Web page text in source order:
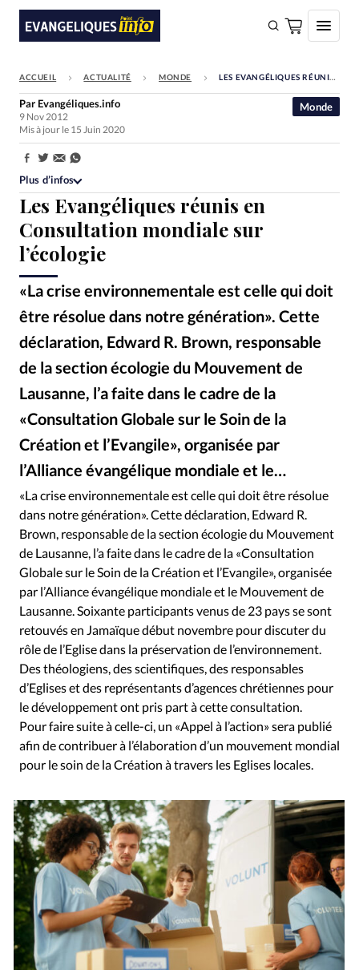
FAIRE UN DON
Faire un don
Société
Monde
Bible
Toute l'actualité
Devise: CHF
RUBRIQUES
Bible
Eglises
Histoire Laicité
Liberté religieuse
Mission
Monde People Politique
Religions
Société
ACCUEIL ACTUALITÉ MONDE LES EVANGÉLIQUES RÉUNIS EN CONSULTATION MONDIALE SUR L’ÉCOLOGIE
Les Evangéliques réunis en
Consultation mondiale sur
l’écologie
«La crise environnementale est celle qui doit
être résolue dans notre génération». Cette
déclaration, Edward R. Brown, responsable
de la section écologie du Mouvement de
Lausanne, l’a faite dans le cadre de la
«Consultation Globale sur le Soin de la
Création et l’Evangile», organisée par
l’Alliance évangélique mondiale et le…
Monde
Par Evangéliques.info
9 Nov 2012
Mis à jour le 15 Juin 2020
Partager:
Plus d’infos
«La crise environnementale est celle qui doit être résolue
dans notre génération». Cette déclaration, Edward R.
Brown, responsable de la section écologie du Mouvement
de Lausanne, l’a faite dans le cadre de la «Consultation
Globale sur le Soin de la Création et l’Evangile», organisée
par l’Alliance évangélique mondiale et le Mouvement de
Lausanne. Soixante participants venus de 23 pays se sont
retouvés en Jamaïque début novembre pour discuter du
rôle de l’Eglise dans la préservation de l’environnement.
Des théologiens, des scientifiques, des responsables
d’Eglises et des représentants d’agences chrétiennes pour
le développement ont pris part à cette consultation.
Pour faire suite à celle-ci, un «Appel à l’action» sera publié
afin de contribuer à l’élaboration d’un mouvement mondial
pour le soin de la Création à travers les Eglises locales.